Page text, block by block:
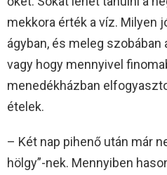
mekkora érték a víz. Milyen
ágyban, és meleg szobában
vagy hogy mennyivel
menedékházban
ételek.
– Két nap pihenő után már
hölgy”-nek. Mennyiben